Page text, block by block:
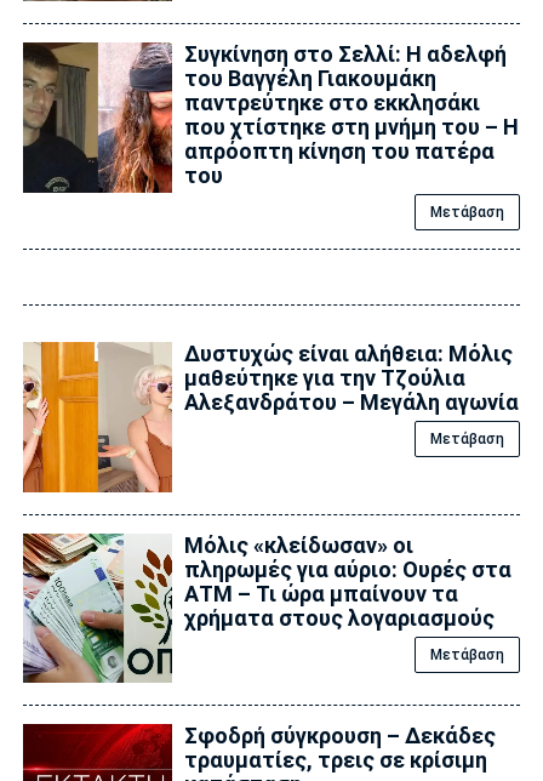
Συγκίνηση στο Σελλί: Η αδελφή
του Βαγγέλη Γιακουμάκη
παντρεύτηκε στο εκκλησάκι
που χτίστηκε στη μνήμη του – Η
απρόοπτη κίνηση του πατέρα
του
Μετάβαση
Δυστυχώς είναι αλήθεια: Μόλις
μαθεύτηκε για την Τζούλια
Αλεξανδράτου – Μεγάλη αγωνία
Μετάβαση
Μόλις «κλείδωσαν» οι
πληρωμές για αύριο: Ουρές στα
ΑΤΜ – Τι ώρα μπαίνουν τα
χρήματα στους λογαριασμούς
Μετάβαση
Σφοδρή σύγκρουση – Δεκάδες
τραυματίες, τρεις σε κρίσιμη